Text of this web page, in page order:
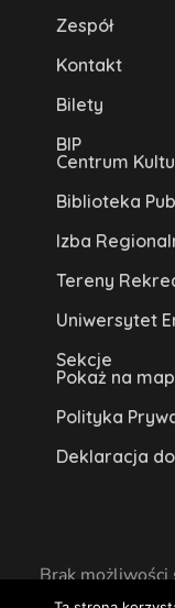
Zespół
Kontakt
Bilety
BIP
Centrum
Biblioteka
Izba
Tereny
Uniwersytet
Sekcje
Pokaż na
Polityka
Deklaracja
Brak możliwości